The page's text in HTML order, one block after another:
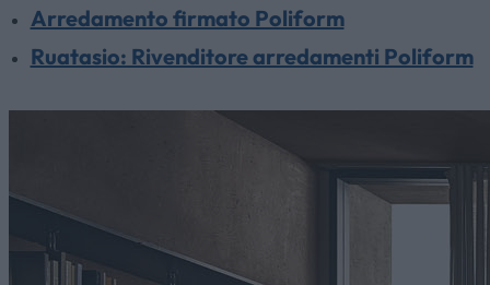
Arredamento firmato Poliform
Ruatasio: Rivenditore arredamenti Poliform